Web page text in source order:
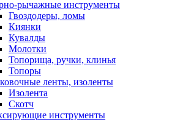
рычажные инструменты
Гвоздодеры, ломы
Киянки
Кувалды
Молотки
Топорища, ручки, клинья
Топоры
ленты, изоленты
Изолента
Скотч
инструменты